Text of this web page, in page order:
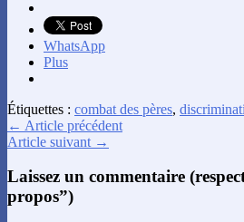
WhatsApp
Plus
Étiquettes : combat des pères,
← Article précédent
Article suivant →
Laissez un commentaire
propos”)